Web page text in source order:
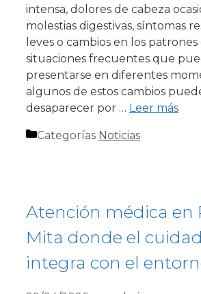
intensa, dolores de cabeza
molestias digestivas, síntomas
leves o cambios en los
situaciones frecuentes que
presentarse en diferentes
algunos de estos cambios
desaparecer por … Leer más
Categorías Noticias
Atención médica en
Mita donde el
integra con el